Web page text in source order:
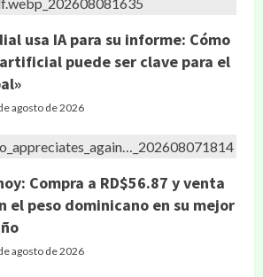
usa IA para su informe: Cómo
puede ser clave para el
agosto de 2026
Compra a RD$56.87 y venta
el peso dominicano en su mejor
agosto de 2026